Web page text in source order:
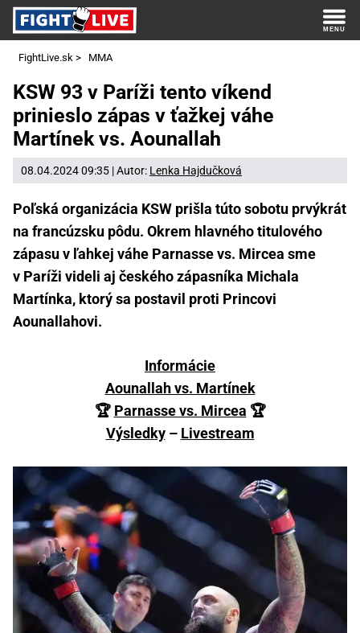
FightLive.sk > MMA
KSW 93 v Paríži tento víkend
prinieslo zápas v ťažkej váhe
Martínek vs. Aounallah
08.04.2024 09:35 | Autor: Lenka Hajdučková
Poľská organizácia KSW prišla túto sobotu prvýkrát
na francúzsku pôdu. Okrem hlavného titulového
zápasu v ľahkej váhe Parnasse vs. Mircea sme
v Paríži videli aj českého zápasníka Michala
Martínka, ktorý sa postavil proti Princovi
Aounallahovi.
Informácie
Aounallah vs. Martínek
🏆 Parnasse vs. Mircea 🏆
Výsledky– Livestream